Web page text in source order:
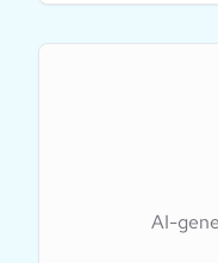
AI-